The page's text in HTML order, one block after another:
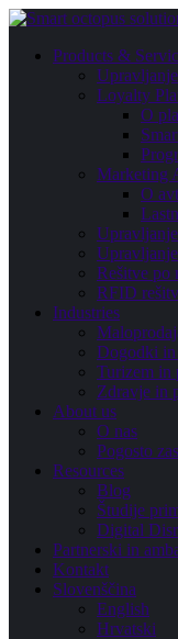
Products &
Loyalty
O
Marketing
O
Rešitve po
RFID
Industries
Dogodki in
Turizem in
Zdravje in
About us
O nas
Pogosto
Resources
Blog
Študije
Digital
Partnerski in
Kontakt
Slovenščina
English
Hrvatski